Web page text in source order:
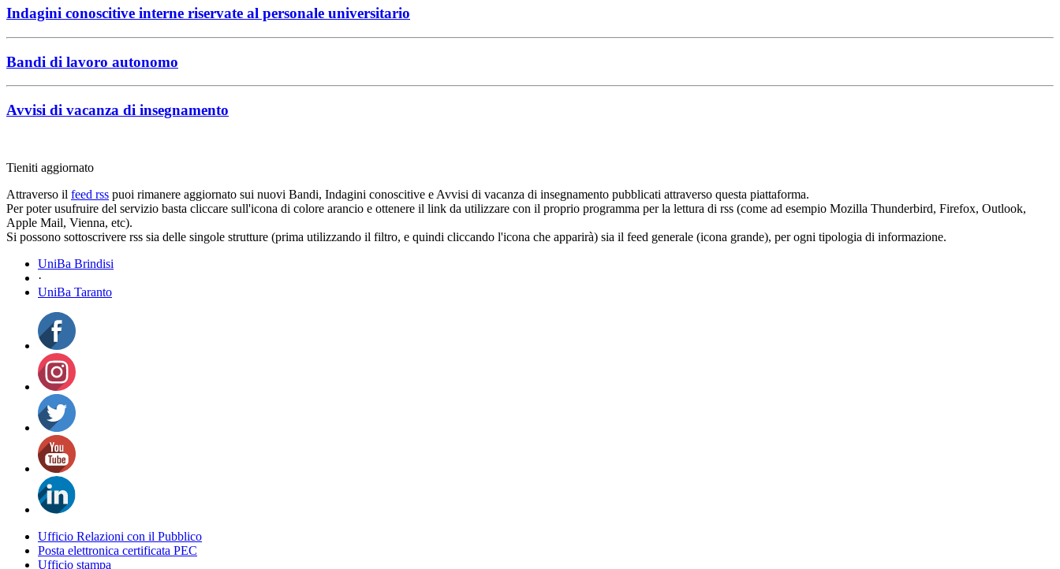
Indagini conoscitive interne riservate al personale universitario
Bandi di lavoro autonomo
Avvisi di vacanza di insegnamento
Tieniti aggiornato
Attraverso il feed rss puoi rimanere aggiornato sui nuovi Bandi, Indagini conoscitive e Avvisi di vacanza di insegnamento pubblicati attraverso questa piattaforma.
Per poter usufruire del servizio basta cliccare sull'icona di colore arancio e ottenere il link da utilizzare con il proprio programma per la lettura di rss (come ad esempio Mozilla Thunderbird, Firefox, Outlook,
Apple Mail, Vienna, etc).
Si possono sottoscrivere rss sia delle singole strutture (prima utilizzando il filtro, e quindi cliccando l'icona che apparirà) sia il feed generale (icona grande), per ogni tipologia di informazione.
UniBa Brindisi
·
UniBa Taranto
Ufficio Relazioni con il Pubblico
Posta elettronica certificata PEC
Ufficio stampa